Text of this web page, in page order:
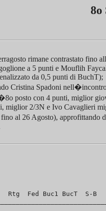
rimane contrastato fino
a 5 punti e Mouflih
da 0,5 punti di BuchT);
Cristina Spadoni
posto con 4 punti, miglior
miglior 2/3N e Ivo Cavaglieri
al 26 Agosto),
Fed Buc1 BucT  S-B